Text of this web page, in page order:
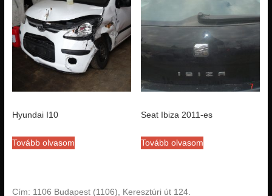
Hyundai I10
Tovább olvasom
Seat Ibiza 2011-es
Tovább olvasom
Cím: 1106 Budapest (1106), Keresztúri út 124.